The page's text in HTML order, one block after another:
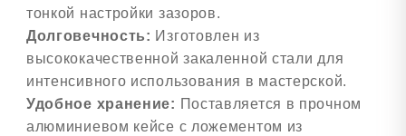
тонкой настройки зазоров.
Долговечность: Изготовлен из
высококачественной закаленной стали для
интенсивного использования в мастерской.
Удобное хранение: Поставляется в прочном
алюминиевом кейсе с ложементом из